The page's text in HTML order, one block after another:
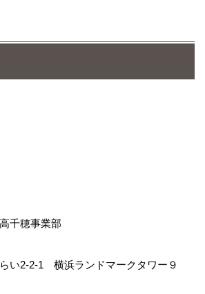
千穂事業部
い2-2-1 横浜ランドマークタワー９